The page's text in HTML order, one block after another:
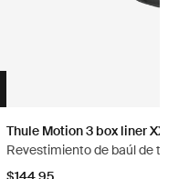
Thule Motion 3 box liner
Revestimiento de baúl de